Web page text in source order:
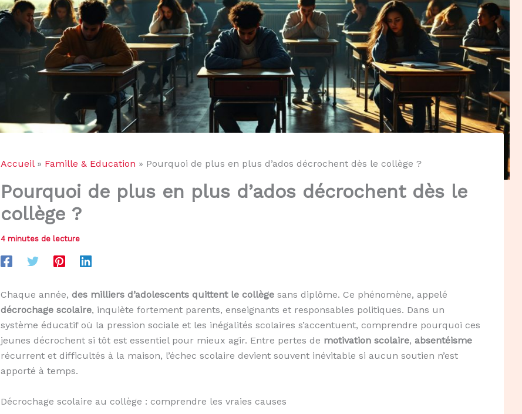
Accueil Famille & Education Pourquoi de plus en plus d’ados décrochent dès le collège ?
Pourquoi de plus en plus d’ados décrochent dès le
collège ?
4 minutes de lecture
Chaque année, des milliers d’adolescents quittent le collègesans diplôme. Ce phénomène, appelé
décrochage scolaire, inquiète fortement parents, enseignants et responsables politiques. Dans un
système éducatif où la pression sociale et les inégalités scolaires s’accentuent, comprendre pourquoi ces
jeunes décrochent si tôt est essentiel pour mieux agir. Entre pertes de motivation scolaire, absentéisme
récurrent et difficultés à la maison, l’échec scolaire devient souvent inévitable si aucun soutien n’est
apporté à temps.
Décrochage scolaire au collège : comprendre les vraies causes